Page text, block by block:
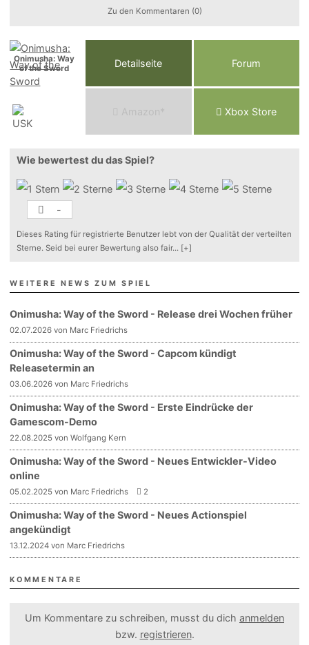
Zu den Kommentaren (0)
Onimusha: Way
of the Sword
Detailseite Forum
Ama o n* Xbox Store
Wie bewertest du das Spiel?
-
Dieses Rating für registrierte Benutzer lebt von der Qualität der verteilten
Sterne. Seid bei eurer Bewertung also fair... [+]
WEITERE NEWS ZUM SPIEL
Onimusha: Way of the Sword - Release drei Wochen früher
02.07.2026 von Marc Friedrichs
Onimusha: Way of the Sword - Capcom kündigt
Releasetermin an
03.06.2026 von Marc Friedrichs
Onimusha: Way of the Sword - Erste Eindrücke der
Gamescom-Demo
22.08.2025 von Wolfgang Kern
Onimusha: Way of the Sword - Neues Entwickler-Video
online
05.02.2025 von Marc Friedrichs 2
Onimusha: Way of the Sword - Neues Actionspiel
angekündigt
13.12.2024 von Marc Friedrichs
KOMMENTARE
Um Kommentare zu schreiben, musst du dich anmelden
bzw. registrieren.